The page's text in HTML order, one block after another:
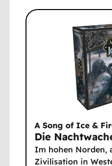
A Song of Ice &
Die
Im hohen Norden,
Zivilisation in